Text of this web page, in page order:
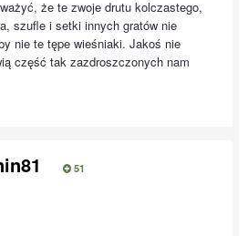
że te zwoje drutu kolczastego,
szufle i setki innych gratów nie
nie te tępe wieśniaki. Jakoś nie
część tak zazdroszczonych nam
51